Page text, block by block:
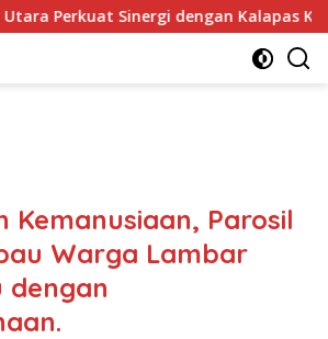
Kalapas Kotabumi, Bahas
Kemanusiaan, Parosil
Warga Lambar
dengan